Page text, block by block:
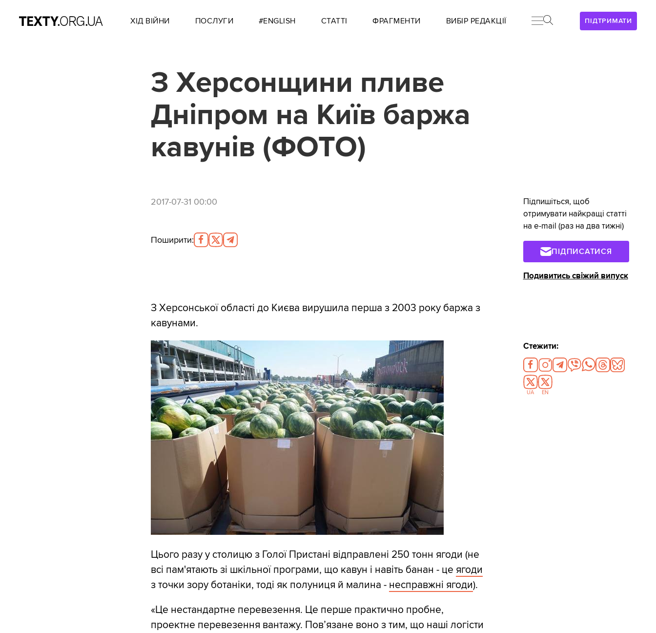
ПІДТРИМАТИ
ХІД ВІЙНИ ПОСЛУГИ #ENGLISH СТАТТІ ФРАГМЕНТИ ВИБІР РЕДАКЦІЇ
З Херсонщини пливе
Дніпром на Київ баржа
кавунів (ФОТО)
2017-07-31 00:00
Поширити:
З Херсонської області до Києва вирушила перша з 2003 року баржа з
кавунами.
Цього разу у столицю з Голої Пристані відправлені 250 тонн ягоди (не
всі пам'ятають зі шкільної програми, що кавун і навіть банан - це ягоди
з точки зору ботаніки, тоді як полуниця й малина - несправжні ягоди).
«Це нестандартне перевезення. Це перше практично пробне,
проектне перевезення вантажу. Пов’язане воно з тим, що наші логісти
Підпишіться, щоб
отримувати найкращі статті
на e-mail (раз на два тижні)
ПІДПИСАТИСЯ
Подивитись свіжий випуск
Стежити:
UA EN